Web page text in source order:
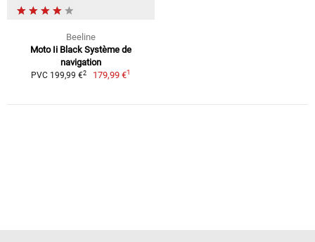
Beeline
Moto Ii Black Système de
navigation
PVC 199,99 €2 179,99 €1